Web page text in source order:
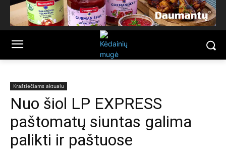
Kraštiečiams aktualu
Nuo šiol LP EXPRESS
paštomatų siuntas galima
palikti ir paštuose